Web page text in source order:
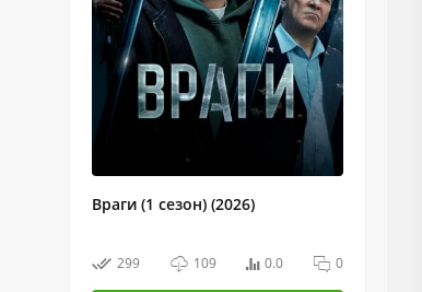
Враги (1 сезон) (2026)
299 109 0.0 0